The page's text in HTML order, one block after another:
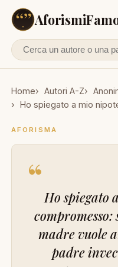
Cerca un autore o
Home Autori A-Z
Ho spiegato a mio
AFORISMA
“ Ho spiegato
compromesso:
madre vuole
padre